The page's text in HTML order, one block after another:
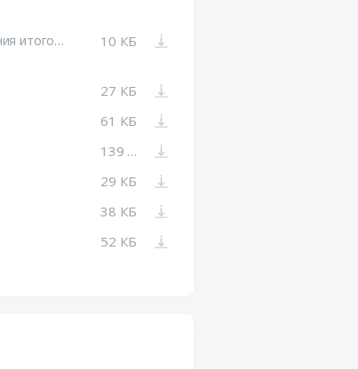
0838200000725000017 Протокол подведения итогов.docx
10 КБ
27 КБ
61 КБ
139 КБ
29 КБ
38 КБ
52 КБ